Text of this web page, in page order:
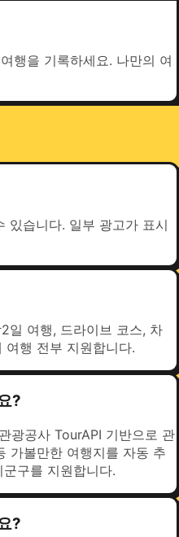
행을 기록하세요. 나만의 여
있습니다. 일부 광고가 표시
일 여행, 드라이브 코스, 차
행 전부 지원합니다.
?
광공사 TourAPI 기반으로 관
가볼만한 여행지를 자동 추
구를 지원합니다.
?